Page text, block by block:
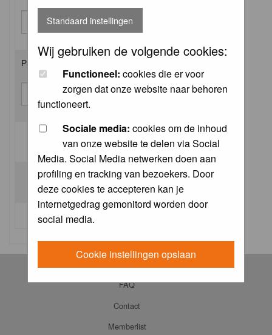
Standaard instellingen
Wij gebruiken de volgende cookies:
Functioneel: cookies die er voor
zorgen dat onze website naar behoren
functioneert.
Sociale media: cookies om de inhoud
van onze website te delen via Social
Media. Social Media netwerken doen aan
profiling en tracking van bezoekers. Door
deze cookies te accepteren kan je
internetgedrag gemonitord worden door
social media.
Cookie instellingen opslaan
Password:
Log me on automatically each visit:
I forgot my password
FAQ
Contact
Memberlist